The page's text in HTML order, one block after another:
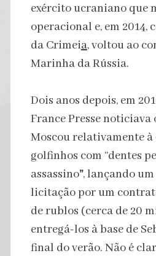
exército ucraniano que
operacional e, em 2014,
da Crimeia, voltou ao
Marinha da Rússia.
Dois anos depois, em
France Presse noticiava
Moscou relativamente
golfinhos com “dentes
assassino”, lançando
licitação por um
de rublos (cerca de 20
entregá-los à base de
final do verão. Não é